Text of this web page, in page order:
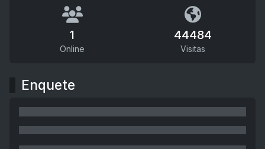
1
Online
44484
Visitas
Enquete